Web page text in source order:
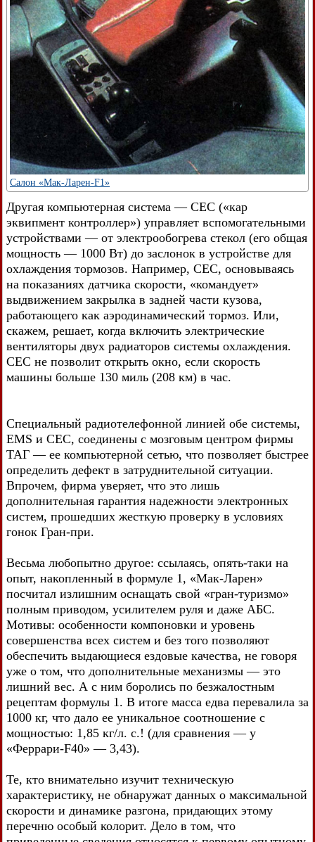
Салон «Мак-Ларен-F1»
Другая компьютерная система — СЕС («кар
эквипмент контроллер») управляет вспомогательными
устройствами — от электрообогрева стекол (его общая
мощность — 1000 Вт) до заслонок в устройстве для
охлаждения тормозов. Например, СЕС, основываясь
на показаниях датчика скорости, «командует»
выдвижением закрылка в задней части кузова,
работающего как аэродинамический тормоз. Или,
скажем, решает, когда включить электрические
вентиляторы двух радиаторов системы охлаждения.
СЕС не позволит открыть окно, если скорость
машины больше 130 миль (208 км) в час.
Специальный радиотелефонной линией обе системы,
EMS и СЕС, соединены с мозговым центром фирмы
ТАГ — ее компьютерной сетью, что позволяет быстрее
определить дефект в затруднительной ситуации.
Впрочем, фирма уверяет, что это лишь
дополнительная гарантия надежности электронных
систем, прошедших жесткую проверку в условиях
гонок Гран-при.
Весьма любопытно другое: ссылаясь, опять-таки на
опыт, накопленный в формуле 1, «Мак-Ларен»
посчитал излишним оснащать свой «гран-туризмо»
полным приводом, усилителем руля и даже АБС.
Мотивы: особенности компоновки и уровень
совершенства всех систем и без того позволяют
обеспечить выдающиеся ездовые качества, не говоря
уже о том, что дополнительные механизмы — это
лишний вес. А с ним боролись по безжалостным
рецептам формулы 1. В итоге масса едва перевалила за
1000 кг, что дало ее уникальное соотношение с
мощностью: 1,85 кг/л. с.! (для сравнения — у
«Феррари-F40» — 3,43).
Те, кто внимательно изучит техническую
характеристику, не обнаружат данных о максимальной
скорости и динамике разгона, придающих этому
перечню особый колорит. Дело в том, что